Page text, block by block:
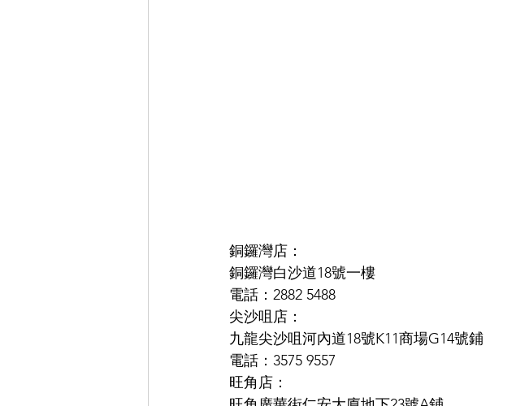
銅鑼灣店：
銅鑼灣白沙道18號一樓
電話：2882 5488
尖沙咀店：
九龍尖沙咀河內道18號K11商場G14號鋪
電話：3575 9557
旺角店：